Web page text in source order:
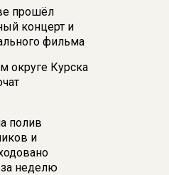
прошёл
концерт и
фильма
округе Курска
полив
и
неделю